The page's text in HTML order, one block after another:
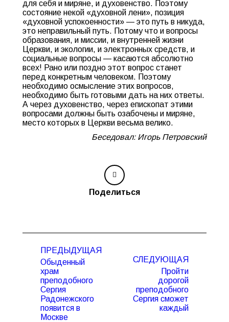
для себя и миряне, и духовенство. Поэтому
состояние некой «духовной лени», позиция
«духовной успокоенности» — это путь в никуда,
это неправильный путь. Потому что и вопросы
образования, и миссии, и внутренней жизни
Церкви, и экологии, и электронных средств, и
социальные вопросы — касаются абсолютно
всех! Рано или поздно этот вопрос станет
перед конкретным человеком. Поэтому
необходимо осмысление этих вопросов,
необходимо быть готовыми дать на них ответы.
А через духовенство, через епископат этими
вопросами должны быть озабочены и миряне,
место которых в Церкви весьма велико.
Беседовал: Игорь Петровский
Поделиться
записям
ПРЕДЫДУЩАЯ
Предыдущая
запись:
Обыденный
храм
преподобного
Сергия
Радонежского
появится в
Москве
СЛЕДУЮЩАЯ
Следующая
запись:
Пройти
дорогой
преподобного
Сергия сможет
каждый